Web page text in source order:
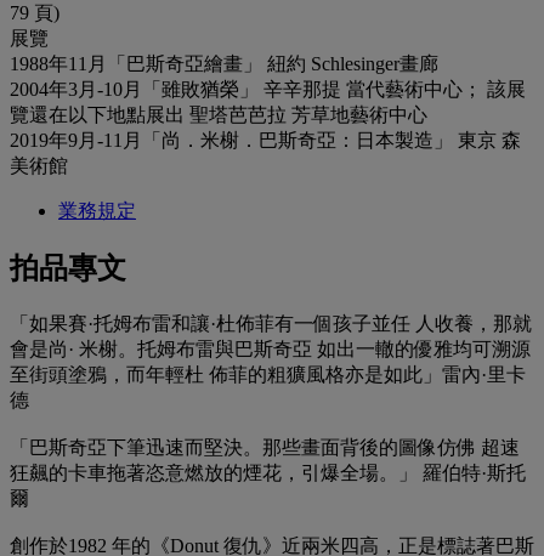
79 頁)
展覽
1988年11月「巴斯奇亞繪畫」 紐約 Schlesinger畫廊
2004年3月-10月「雖敗猶榮」 辛辛那提 當代藝術中心； 該展
覽還在以下地點展出 聖塔芭芭拉 芳草地藝術中心
2019年9月-11月「尚．米榭．巴斯奇亞：日本製造」 東京 森
美術館
業務規定
拍品專文
「如果賽·托姆布雷和讓·杜佈菲有一個孩子並任 人收養，那就
會是尚· 米榭。托姆布雷與巴斯奇亞 如出一轍的優雅均可溯源
至街頭塗鴉，而年輕杜 佈菲的粗獷風格亦是如此」雷內·里卡
德
「巴斯奇亞下筆迅速而堅決。那些畫面背後的圖像仿佛 超速
狂飆的卡車拖著恣意燃放的煙花，引爆全場。」 羅伯特·斯托
爾
創作於1982 年的《Donut 復仇》近兩米四高，正是標誌著巴斯